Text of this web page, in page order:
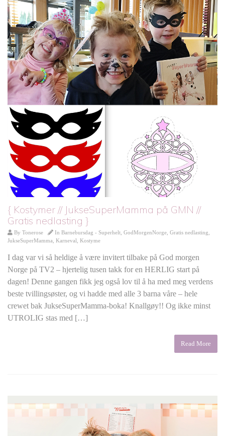
{ Kostymer // JukseSuperMamma på GMN //
Gratis nedlasting }
By Tonerose In Barnebursdag - Superhelt GodMorgenNorge Gratis nedlasting
JukseSuperMamma Karneval Kostyme
I dag var vi så heldige å være invitert tilbake på God morgen
Norge på TV2 – hjertelig tusen takk for en HERLIG start på
dagen! Denne gangen fikk jeg også lov til å ha med meg verdens
beste tvillingsøster, og vi hadde med alle 3 barna våre – hele
crewet bak JukseSuperMamma-boka! Knallgøy!! Og ikke minst
UTROLIG stas med […]
Read More